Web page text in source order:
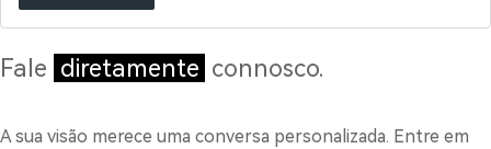
Fale diretamente connosco.
A sua visão merece uma conversa personalizada. Entre em